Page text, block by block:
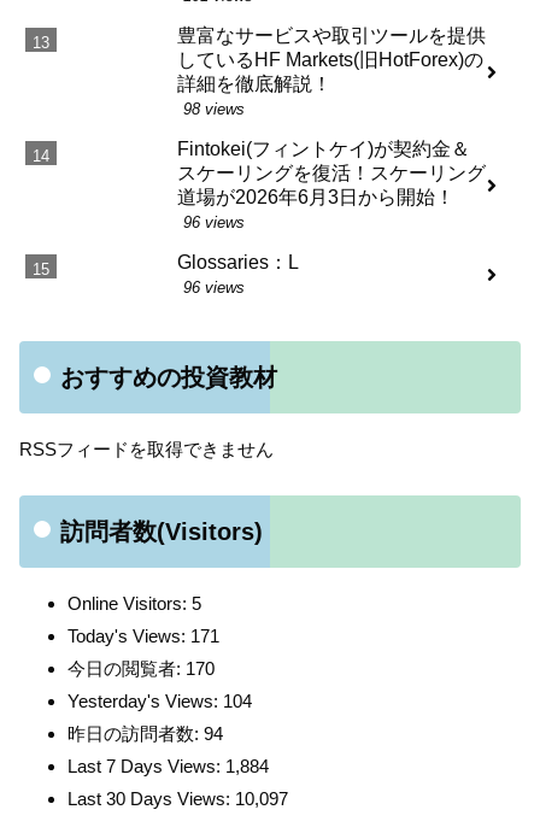
豊富なサービスや取引ツールを提供
しているHF Markets(旧HotForex)の
詳細を徹底解説！
98 views
Fintokei(フィントケイ)が契約金＆
スケーリングを復活！スケーリング
道場が2026年6月3日から開始！
96 views
Glossaries：L
96 views
おすすめの投資教材
RSSフィードを取得できません
訪問者数(Visitors)
Online Visitors: 5
Today's Views: 171
今日の閲覧者: 170
Yesterday's Views: 104
昨日の訪問者数: 94
Last 7 Days Views: 1,884
Last 30 Days Views: 10,097